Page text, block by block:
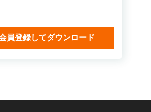
員登録してダウンロード